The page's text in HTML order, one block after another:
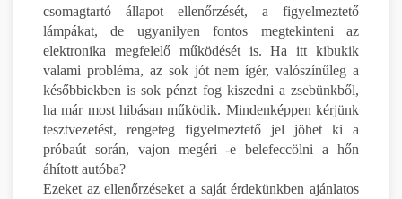
csomagtartó állapot ellenőrzését, a figyelmeztető
lámpákat, de ugyanilyen fontos megtekinteni az
elektronika megfelelő működését is. Ha itt kibukik
valami probléma, az sok jót nem ígér, valószínűleg a
későbbiekben is sok pénzt fog kiszedni a zsebünkből,
ha már most hibásan működik. Mindenképpen kérjünk
tesztvezetést, rengeteg figyelmeztető jel jöhet ki a
próbaút során, vajon megéri -e belefeccölni a hőn
áhított autóba?
Ezeket az ellenőrzéseket a saját érdekünkben ajánlatos